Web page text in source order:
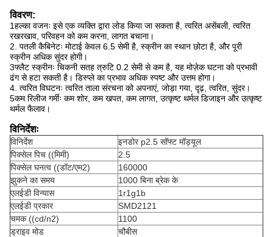
विवरण:
1हल्का वजनः इसे एक व्यक्ति द्वारा लोड किया जा सकता है, त्वरित असेंबली, त्वरित
रखरखाव, परिवहन को कम करना, लागत बचाना।
2. पतली कैबिनेटः मोटाई केवल 6.5 सेमी है, स्क्रीन का स्थान छोटा है, और पूरी
स्क्रीन अधिक सुंदर होगी।
3फ्लैट स्क्रीनः चिकनी सतह त्रुटि 0.2 सेमी से कम है, यह मोज़ेक घटना को प्रभावी
ढंग से हटा सकती है। डिस्प्ले का प्रभाव अधिक स्पष्ट और उत्तम होगा।
4. त्वरित विघटनः त्वरित ताला संरचना को अपनाएं, जोड़ा गया, दृढ़, त्वरित, सुंदर।
5कम रिलीज गर्मीः कम शोर, कम खपत, कम लागत, उत्कृष्ट थर्मल डिजाइन और उत्कृष्ट
थर्मल फैलाव।
विनिर्देशः
विनिर्देश
इनडोर p2.5 सॉफ्ट मॉड्यूल
पिक्सेल पिच ((मिमी)
2.5
पिक्सेल घनत्व ((डॉट/एम2)
160000
झुकने का समय
1000 बिना ब्रेक के
एलईडी विन्यास
1r1g1b
एलईडी प्रकार
SMD2121
चमक ((cd/n2)
1100
ड्राइव मोड
चौबीस